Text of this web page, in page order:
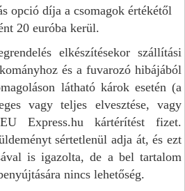
opció díja a csomagok értékétől
20 euróba kerül.
elkészítésekor szállítási
és a fuvarozó hibájából
látható károk esetén (a
vagy teljes elvesztése, vagy
Express.hu kártérítést fizet.
sértetlenül adja át, és ezt
is igazolta, de a bel tartalom
nincs lehetőség.